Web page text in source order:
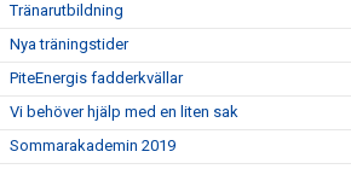
Tränarutbildning
Nya träningstider
PiteEnergis fadderkvällar
Vi behöver hjälp med en liten sak
Sommarakademin 2019